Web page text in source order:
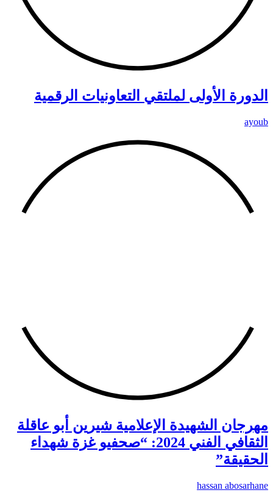
الدورة الأولى لملتقي التعاونيات الرقمية
ayoub
مهرجان الشهيدة الإعلامية شيرين أبو عاقلة
الثقافي الفني 2024: “صحفيو غزة شهداء
الحقيقة”
hassan abosarhane